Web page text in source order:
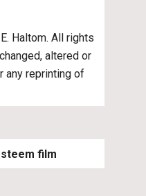
Haltom. All rights
altered or
any reprinting of
film